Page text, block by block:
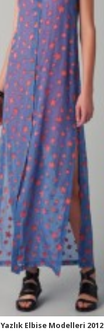
Yazlık Elbise Modelleri 2012